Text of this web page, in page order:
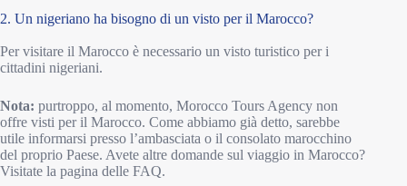
2. Un nigeriano ha bisogno di un visto per il Marocco?
Per visitare il Marocco è necessario un visto turistico per i
cittadini nigeriani.
Nota: purtroppo, al momento, Morocco Tours Agency non
offre visti per il Marocco. Come abbiamo già detto, sarebbe
utile informarsi presso l’ambasciata o il consolato marocchino
del proprio Paese. Avete altre domande sul viaggio in Marocco?
Visitate la pagina delle FAQ.